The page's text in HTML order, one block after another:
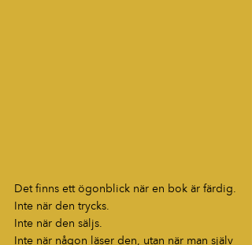
Det finns ett ögonblick när en bok är färdig.
Inte när den trycks.
Inte när den säljs.
Inte när någon läser den, utan när man själv